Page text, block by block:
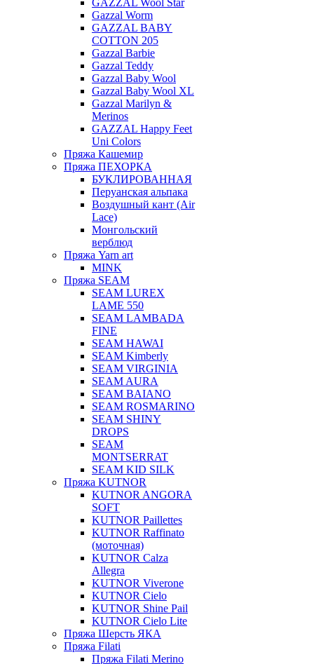
GAZZAL Wool Star
Gazzal Worm
GAZZAL BABY
COTTON 205
Gazzal Barbie
Gazzal Teddy
Gazzal Baby Wool
Gazzal Baby Wool XL
Gazzal Marilyn &
Merinos
GAZZAL Happy Feet
Uni Colors
Пряжа Кашемир
Пряжа ПЕХОРКА
БУКЛИРОВАННАЯ
Перуанская альпака
Воздушный кант (Air
Lace)
Монгольский
верблюд
Пряжа Yarn art
MINK
Пряжа SEAM
SEAM LUREX
LAME 550
SEAM LAMBADA
FINE
SEAM HAWAI
SEAM Kimberly
SEAM VIRGINIA
SEAM AURA
SEAM BAIANO
SEAM ROSMARINO
SEAM SHINY
DROPS
SEAM
MONTSERRAT
SEAM KID SILK
Пряжа KUTNOR
KUTNOR ANGORA
SOFT
KUTNOR Paillettes
KUTNOR Raffinato
(моточная)
KUTNOR Calza
Allegra
KUTNOR Viverone
KUTNOR Cielo
KUTNOR Shine Pail
KUTNOR Cielo Lite
Пряжа Шерсть ЯКА
Пряжа Filati
Пряжа Filati Merino